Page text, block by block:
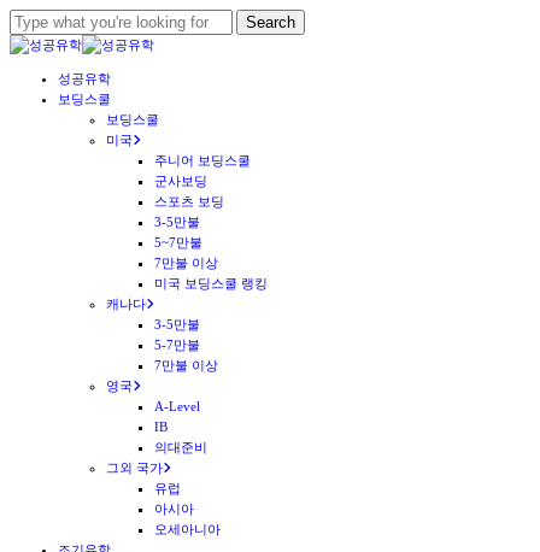
Skip
to
main
content
Search
Close
성공유학
보딩스쿨
보딩스쿨
미국
주니어 보딩스쿨
군사보딩
스포츠 보딩
3-5만불
5~7만불
7만불 이상
미국 보딩스쿨 랭킹
캐나다
3-5만불
5-7만불
7만불 이상
영국
A-Level
IB
의대준비
그외 국가
유럽
아시아
오세아니아